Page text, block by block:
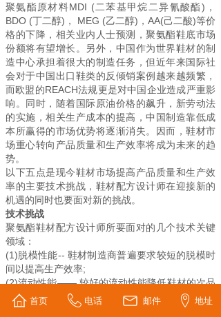
聚氨酯原材料MDI (二苯基甲烷二异氰酸酯)，
BDO (丁二醇)， MEG (乙二醇)，AA(己二酸)等价
格的下降，相关业内人士预测，聚氨酯鞋底市场
份额将有望增长。另外，中国作为世界鞋材的制
造中心承担着很大的制造任务，但近年来国际社
会对于中国出口鞋类的反倾销案例越来越频繁，
而欧盟的REACH法规更是对中国企业造成严重影
响。同时，随着国际原油价格的飙升，新劳动法
的实施，相关生产成本的提高，中国制造靠低成
本所赢得的市场优势将逐渐消失。因而，鞋材市
场重心转向产品质量和生产效率将成为未来的趋
势。
以下五点是现今鞋材市场提高产品质量和生产效
率的主要技术挑战，鞋材配方设计师在迎接新的
机遇的同时也要面对新的挑战。
技术挑战
聚氨酯鞋材配方设计师所要面对的几个技术关键
领域：
(1)脱模性能-- 鞋材制造商普遍要求较短的脱模时
间以提高生产效率;
(2)流动性能―― 较好的流动性能降低鞋材的次品
率从而降低成本;
(3)表皮光滑度――现代人对鞋子美观的要求是越
首页 电话 邮件 地址